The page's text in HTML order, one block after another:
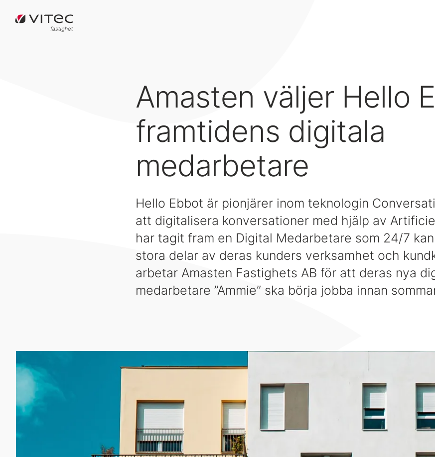
Amasten väljer Hello
framtidens digitala
medarbetare
Hello Ebbot är pionjärer inom teknologin
att digitalisera konversationer med hjälp av
har tagit fram en Digital Medarbetare som 24/7
stora delar av deras kunders verksamhet och
arbetar Amasten Fastighets AB för att deras nya
medarbetare ”Ammie” ska börja jobba innan